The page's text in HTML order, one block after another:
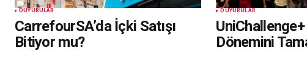
DUYURULAR
CarrefourSA’da İçki Satışı
Bitiyor mu?
DUYURULAR
UniChallenge+
Dönemini